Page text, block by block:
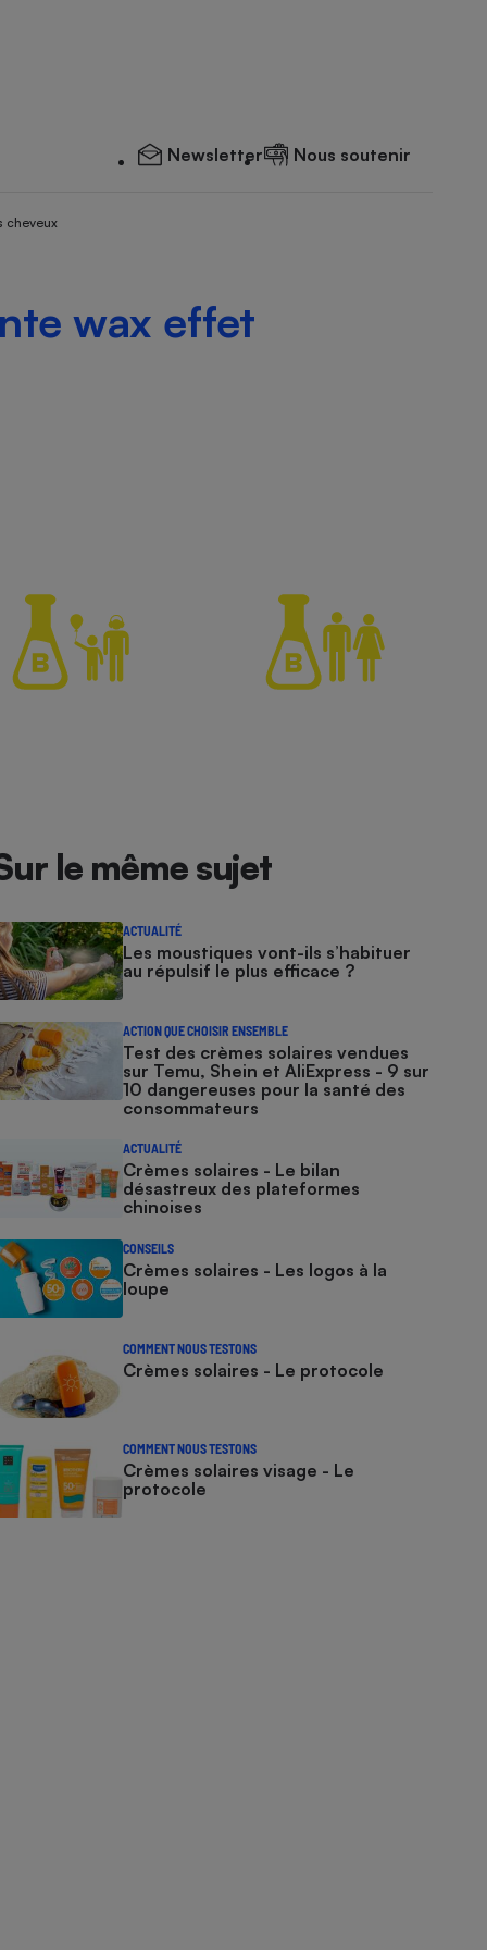
Newsletter Nous soutenir
cheveux
wax effet
le même sujet
ACTUALITÉ
Les moustiques vont-ils s’habituer
au répulsif le plus efficace ?
ACTION QUE CHOISIR ENSEMBLE
Test des crèmes solaires vendues
sur Temu, Shein et AliExpress - 9 sur
10 dangereuses pour la santé des
consommateurs
ACTUALITÉ
Crèmes solaires - Le bilan
désastreux des plateformes
chinoises
CONSEILS
Crèmes solaires - Les logos à la
loupe
COMMENT NOUS TESTONS
Crèmes solaires - Le protocole
COMMENT NOUS TESTONS
Crèmes solaires visage - Le
protocole